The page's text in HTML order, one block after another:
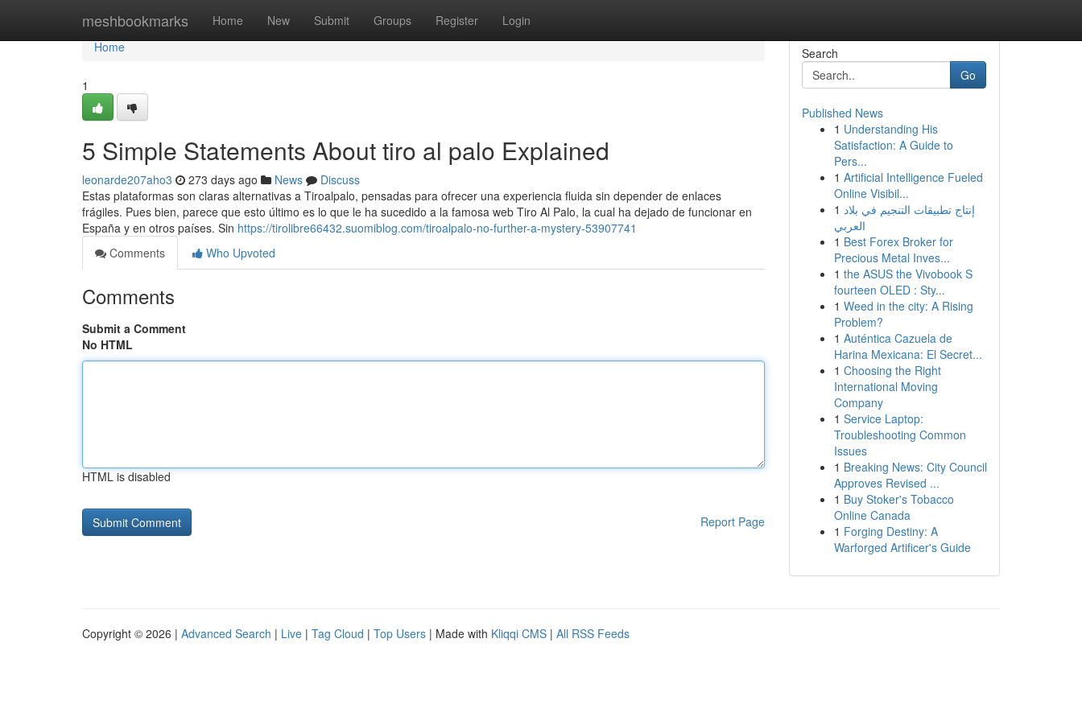
meshbookmarks Home New Submit Groups Register Login
Home
Home
1
5 Simple Statements About tiro al palo Explained
leonarde207aho3 273 days ago News
Discuss
Estas plataformas son claras alternativas a Tiroalpalo, pensadas para ofrecer una experiencia fluida sin depender de enlaces
frágiles. Pues bien, parece que esto último es lo que le ha sucedido a la famosa web Tiro Al Palo, la cual ha dejado de funcionar en
España y en otros países. Sin https://tirolibre66432.suomiblog.com/tiroalpalo-no-further-a-mystery-53907741
Comments
Who Upvoted
Comments
Submit a Comment
No HTML
HTML is disabled
Report Page
Search
Go
Published News
1 Understanding His
Satisfaction: A Guide to
Pers...
1 Artificial Intelligence Fueled
Online Visibil...
1 إنتاج تطبيقات التنجيم في بلاد
العربي
1 Best Forex Broker for
Precious Metal Inves...
1 the ASUS the Vivobook S
fourteen OLED : Sty...
1 Weed in the city: A Rising
Problem?
1 Auténtica Cazuela de
Harina Mexicana: El Secret...
1 Choosing the Right
International Moving
Company
1 Service Laptop:
Troubleshooting Common
Issues
1 Breaking News: City Council
Approves Revised ...
1 Buy Stoker's Tobacco
Online Canada
1 Forging Destiny: A
Warforged Artificer's Guide
Copyright © 2026 | Advanced Search | Live | Tag Cloud | Top Users | Made with Kliqqi CMS | All RSS Feeds